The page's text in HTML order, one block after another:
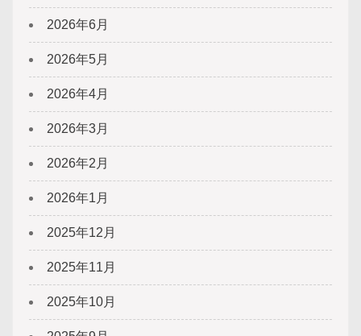
2026年6月
2026年5月
2026年4月
2026年3月
2026年2月
2026年1月
2025年12月
2025年11月
2025年10月